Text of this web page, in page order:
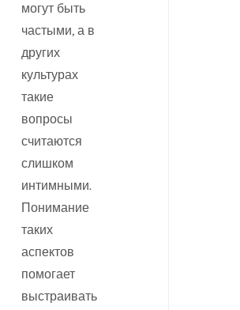
могут быть
частыми, а в
других
культурах
такие
вопросы
считаются
слишком
интимными.
Понимание
таких
аспектов
помогает
выстраивать